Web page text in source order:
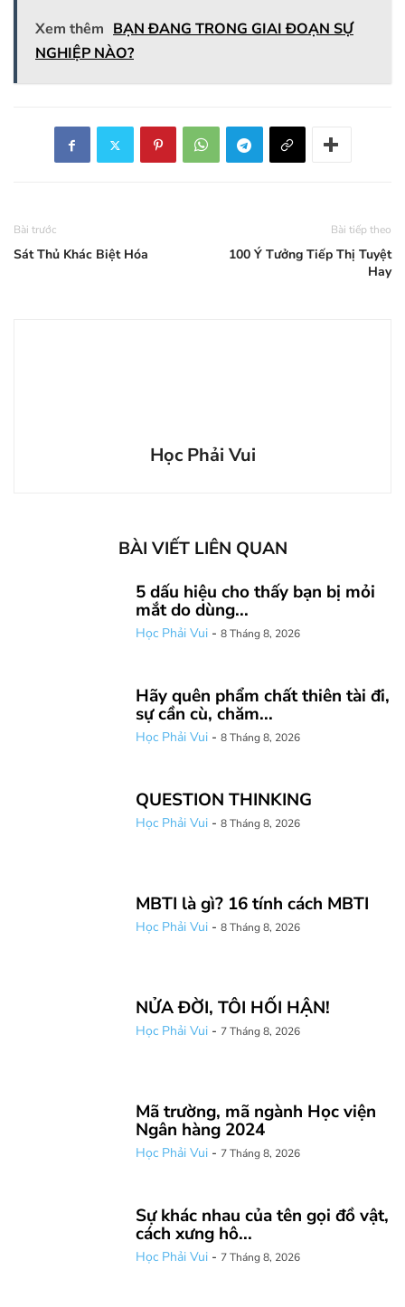
Xem thêm BẠN ĐANG TRONG GIAI ĐOẠN SỰ
NGHIỆP NÀO?
Bài trước
Sát Thủ Khác Biệt Hóa
Bài tiếp theo
100 Ý Tưởng Tiếp Thị Tuyệt
Hay
Học Phải Vui
BÀI VIẾT LIÊN QUAN
5 dấu hiệu cho thấy bạn bị mỏi
mắt do dùng...
Học Phải Vui - 8 Tháng 8, 2026
Hãy quên phẩm chất thiên tài đi,
sự cần cù, chăm...
Học Phải Vui - 8 Tháng 8, 2026
QUESTION THINKING
Học Phải Vui - 8 Tháng 8, 2026
MBTI là gì? 16 tính cách MBTI
Học Phải Vui - 8 Tháng 8, 2026
NỬA ĐỜI, TÔI HỐI HẬN!
Học Phải Vui - 7 Tháng 8, 2026
Mã trường, mã ngành Học viện
Ngân hàng 2024
Học Phải Vui - 7 Tháng 8, 2026
Sự khác nhau của tên gọi đồ vật,
cách xưng hô...
Học Phải Vui - 7 Tháng 8, 2026